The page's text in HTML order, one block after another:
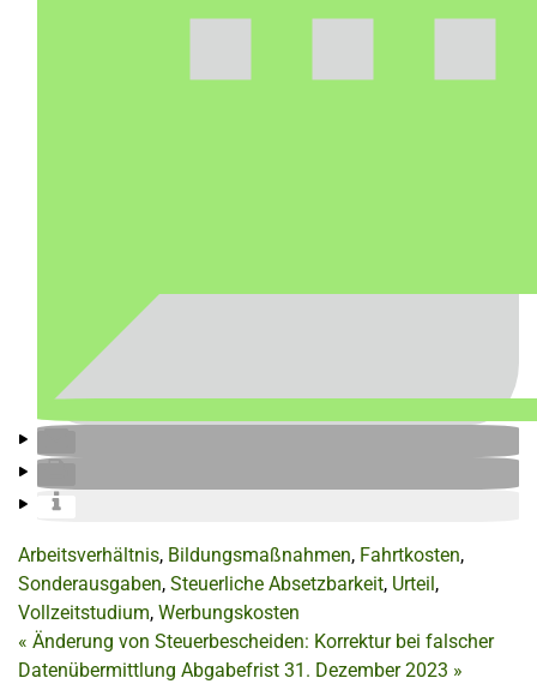
Arbeitsverhältnis, Bildungsmaßnahmen, Fahrtkosten,
Sonderausgaben, Steuerliche Absetzbarkeit, Urteil,
Vollzeitstudium, Werbungskosten
« Änderung von Steuerbescheiden: Korrektur bei falscher
Datenübermittlung Abgabefrist 31. Dezember 2023 »